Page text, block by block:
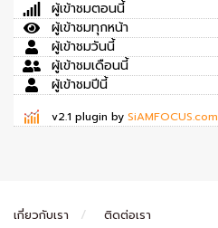
ผู้เข้าชมตอนนี้
ผู้เข้าชมทุกหน้า
ผู้เข้าชมวันนี้
ผู้เข้าชมเดือนนี้
ผู้เข้าชมปีนี้
v2.1 plugin by SiAMFOCUS.com
เกี่ยวกับเรา ติดต่อเรา